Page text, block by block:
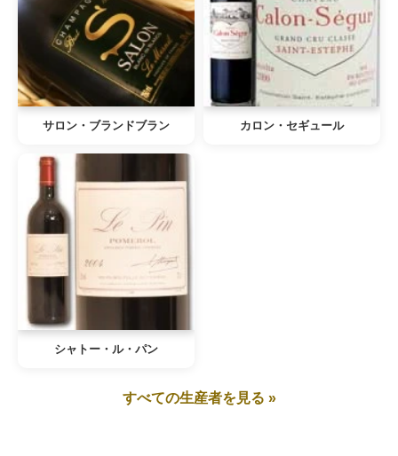
サロン・ブランドブラン カロン・セギュール
シャトー・ル・パン
すべての生産者を見る »